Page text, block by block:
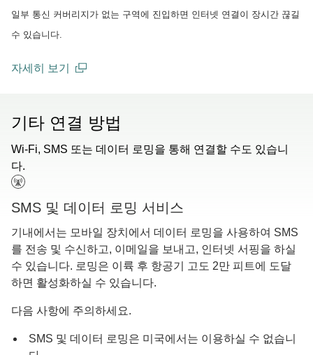
일부 통신 커버리지가 없는 구역에 진입하면 인터넷 연결이 장시간 끊길
수 있습니다.
자세히 보기
기타 연결 방법
Wi-Fi, SMS 또는 데이터 로밍을 통해 연결할 수도 있습니
다.
SMS 및 데이터 로밍 서비스
기내에서는 모바일 장치에서 데이터 로밍을 사용하여 SMS
를 전송 및 수신하고, 이메일을 보내고, 인터넷 서핑을 하실
수 있습니다. 로밍은 이륙 후 항공기 고도 2만 피트에 도달
하면 활성화하실 수 있습니다.
다음 사항에 주의하세요.
SMS 및 데이터 로밍은 미국에서는 이용하실 수 없습니